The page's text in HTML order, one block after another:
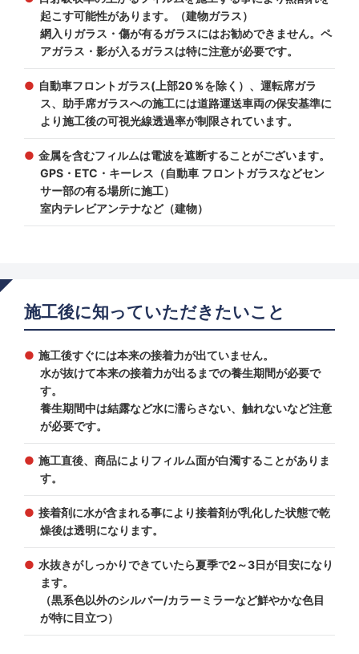
起こす可能性があります。（建物ガラス）
網入りガラス・傷が有るガラスにはお勧めできません。ペ
アガラス・影が入るガラスは特に注意が必要です。
自動車フロントガラス(上部20％を除く）、運転席ガラ
ス、助手席ガラスへの施工には道路運送車両の保安基準に
より施工後の可視光線透過率が制限されています。
金属を含むフィルムは電波を遮断することがございます。
GPS・ETC・キーレス（自動車 フロントガラスなどセン
サー部の有る場所に施工）
室内テレビアンテナなど（建物）
施工後に知っていただきたいこと
施工後すぐには本来の接着力が出ていません。
水が抜けて本来の接着力が出るまでの養生期間が必要で
す。
養生期間中は結露など水に濡らさない、触れないなど注意
が必要です。
施工直後、商品によりフィルム面が白濁することがありま
す。
接着剤に水が含まれる事により接着剤が乳化した状態で乾
燥後は透明になります。
水抜きがしっかりできていたら夏季で2～3日が目安になり
ます。
（黒系色以外のシルバー/カラーミラーなど鮮やかな色目
が特に目立つ）